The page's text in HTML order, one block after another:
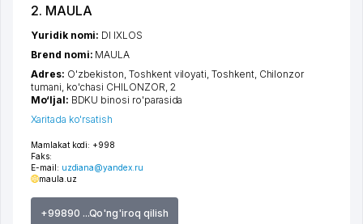
2. MAULA
Mamlakat kodi: +998
Faks:
E-mail: uzdiana@yandex.ru
maula.uz
+99890 ...Qo'ng'iroq qilish
Yuridik nomi: DI IXLOS
Brend nomi: MAULA
Adres: O'zbekiston,Toshkent viloyati,Toshkent, Chilonzor
tumani, ko'chasi CHILONZOR, 2
Mo‘ljal: BDKU binosi ro'parasida
Xaritada ko'rsatish